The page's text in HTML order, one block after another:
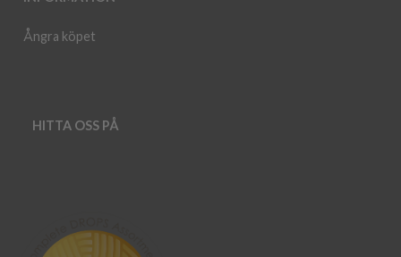
Ångra köpet
HITTA OSS PÅ